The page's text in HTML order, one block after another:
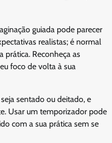
guiada pode parecer
realistas; é normal
prática. Reconheça as
foco de volta à sua
sentado ou deitado, e
Usar um temporizador pode
com a sua prática sem se